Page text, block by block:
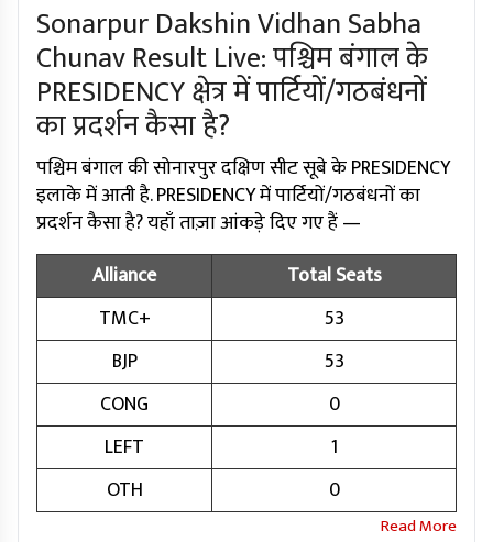
Sonarpur Dakshin Vidhan Sabha
Chunav Result Live: पश्चिम बंगाल के
PRESIDENCY क्षेत्र में पार्टियों/गठबंधनों
का प्रदर्शन कैसा है?
पश्चिम बंगाल की सोनारपुर दक्षिण सीट सूबे के PRESIDENCY
इलाके में आती है. PRESIDENCY में पार्टियों/गठबंधनों का
प्रदर्शन कैसा है? यहाँ ताज़ा आंकड़े दिए गए हैं —
Alliance
Total Seats
TMC+
53
BJP
53
CONG
0
LEFT
1
OTH
0